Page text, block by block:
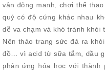
vận động mạnh, chơi thể
quý có độ cứng khác nhau
dễ va chạm và khó tránh khỏi
Nên tháo trang sức đá ra
đồ… vì acid từ sữa tắm, dầu
phản ứng hóa học với thành